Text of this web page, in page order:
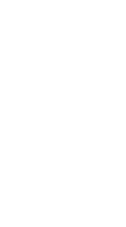
med utvändig
170 cm till